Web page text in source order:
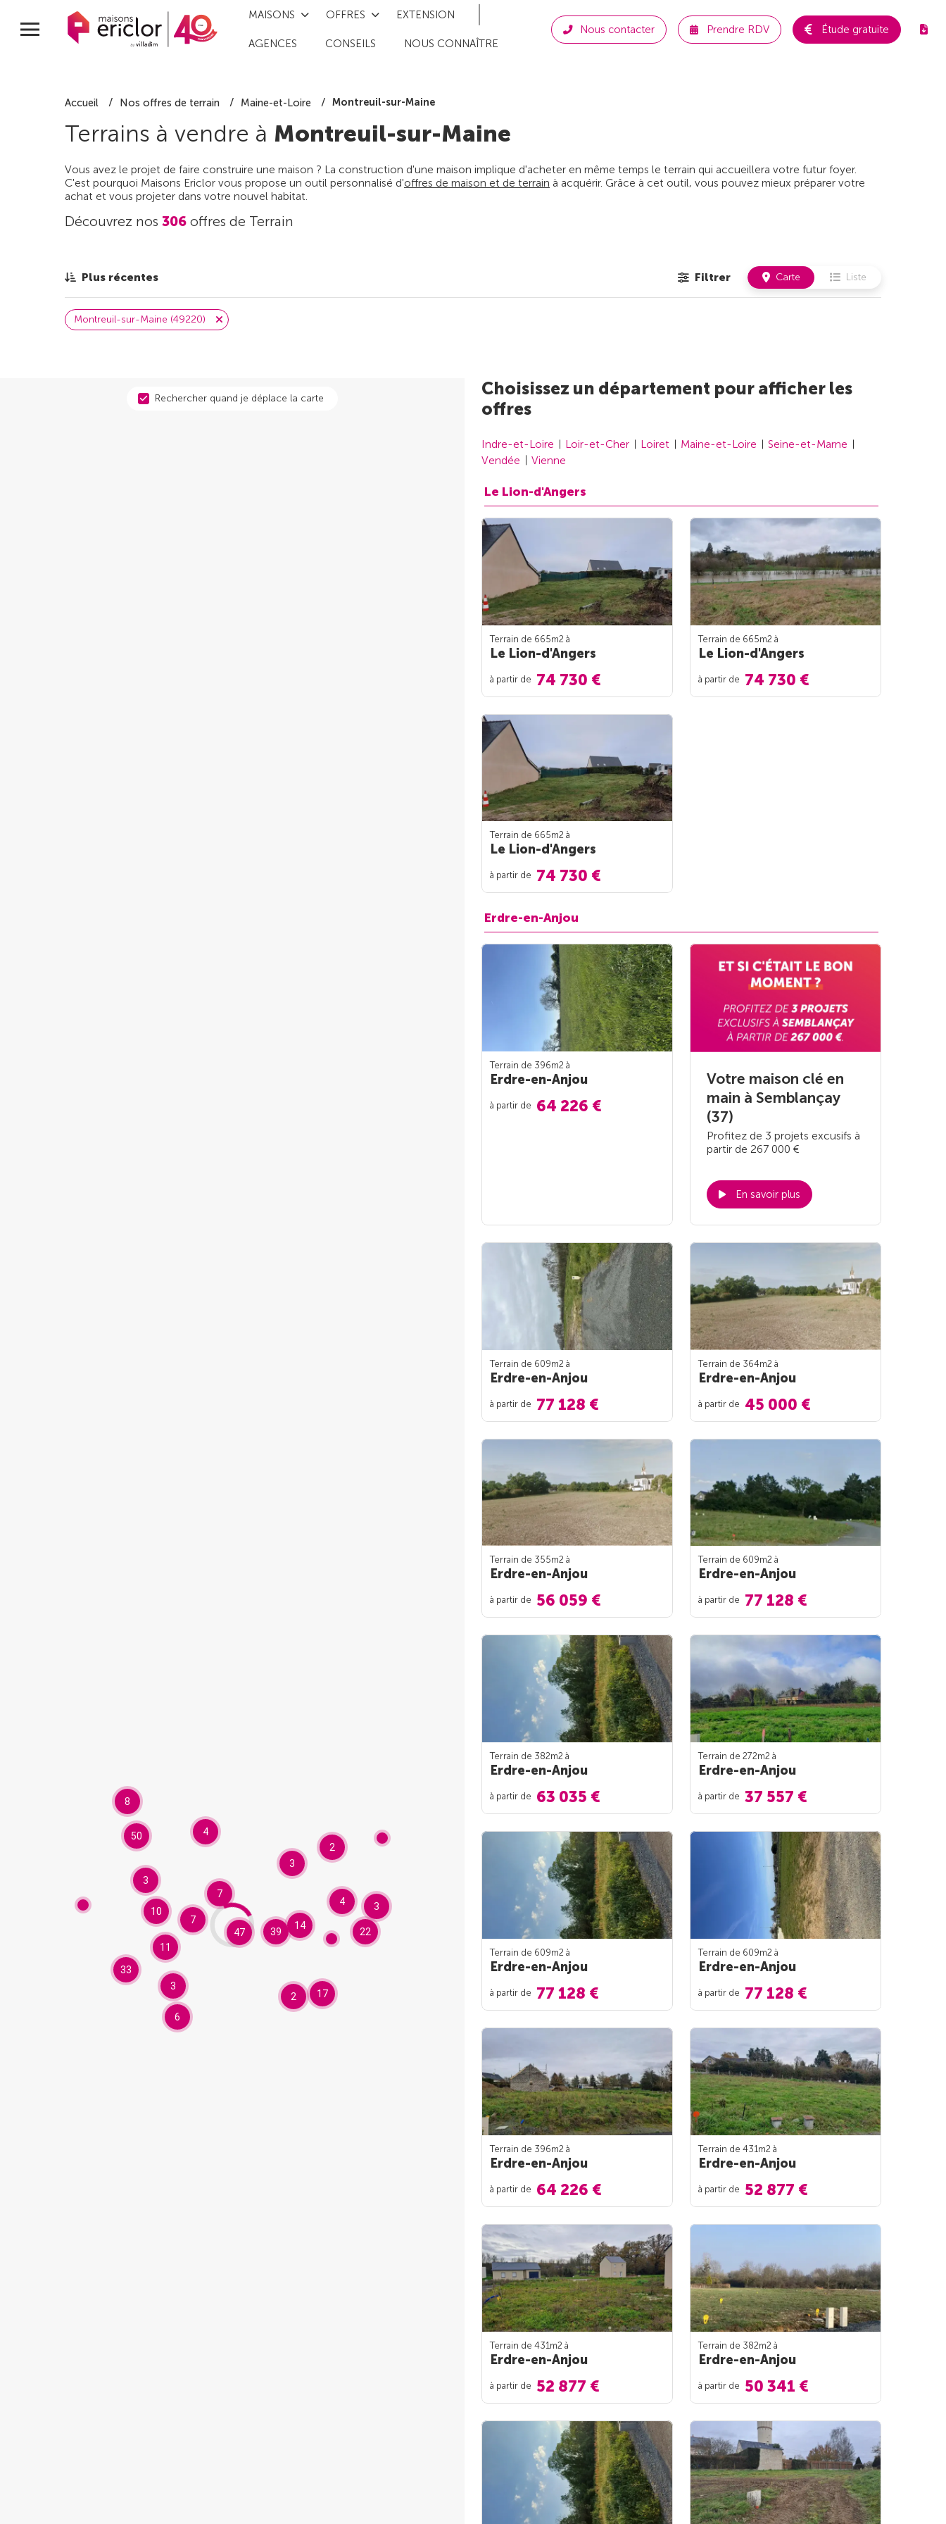
MAISONS OFFRES EXTENSION
AGENCES CONSEILS NOUS CONNAÎTRE
Nous contacter Prendre RDV Étude gratuite
Accueil Nos offres de terrain Maine-et-Loire Montreuil-sur-Maine
Terrains à vendre à Montreuil-sur-Maine
Vous avez le projet de faire construire une maison ? La construction d'une maison implique d'acheter en même temps le terrain qui accueillera votre futur foyer.
C'est pourquoi Maisons Ericlor vous propose un outil personnalisé d'offres de maison et de terrain à acquérir. Grâce à cet outil, vous pouvez mieux préparer votre
achat et vous projeter dans votre nouvel habitat.
Découvrez nos 306 offres de Terrain
Plus récentes Filtrer Carte Liste
Montreuil-sur-Maine (49220)
39
14
22
3
11
10
47
50
17
3
8
33
6
4
7
2
3
4
7
3
2
Rechercher quand je déplace la carte
Choisissez un département pour afficher les
offres
Indre-et-Loire Loir-et-Cher Loiret Maine-et-Loire
Seine-et-Marne
Vendée
Vienne
Le Lion-d'Angers
Terrain de 665m2 à
Le Lion-d'Angers
à partir de 74 730 €
Terrain de 665m2 à
Le Lion-d'Angers
à partir de 74 730 €
Terrain de 665m2 à
Le Lion-d'Angers
à partir de 74 730 €
Erdre-en-Anjou
Terrain de 396m2 à
Erdre-en-Anjou
à partir de 64 226 €
Votre maison clé en
main à Semblançay
(37)
Profitez de 3 projets excusifs à
partir de 267 000 €
En savoir plus
Terrain de 609m2 à
Erdre-en-Anjou
à partir de 77 128 €
Terrain de 364m2 à
Erdre-en-Anjou
à partir de 45 000 €
Terrain de 355m2 à
Erdre-en-Anjou
à partir de 56 059 €
Terrain de 609m2 à
Erdre-en-Anjou
à partir de 77 128 €
Terrain de 382m2 à
Erdre-en-Anjou
à partir de 63 035 €
Terrain de 272m2 à
Erdre-en-Anjou
à partir de 37 557 €
Terrain de 609m2 à
Erdre-en-Anjou
à partir de 77 128 €
Terrain de 609m2 à
Erdre-en-Anjou
à partir de 77 128 €
Terrain de 396m2 à
Erdre-en-Anjou
à partir de 64 226 €
Terrain de 431m2 à
Erdre-en-Anjou
à partir de 52 877 €
Terrain de 431m2 à
Erdre-en-Anjou
à partir de 52 877 €
Terrain de 382m2 à
Erdre-en-Anjou
à partir de 50 341 €